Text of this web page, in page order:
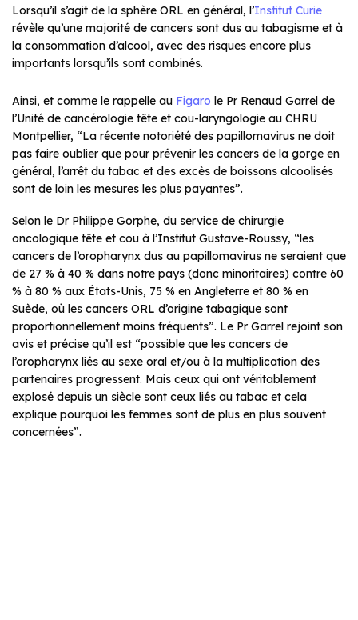
Lorsqu’il s’agit de la sphère ORL en général, l’Institut Curie
révèle qu’une majorité de cancers sont dus au tabagisme et à
la consommation d’alcool, avec des risques encore plus
importants lorsqu’ils sont combinés.
Ainsi, et comme le rappelle au Figaro le Pr Renaud Garrel de
l’Unité de cancérologie tête et cou-laryngologie au CHRU
Montpellier, “La récente notoriété des papillomavirus ne doit
pas faire oublier que pour prévenir les cancers de la gorge en
général, l’arrêt du tabac et des excès de boissons alcoolisés
sont de loin les mesures les plus payantes”.
Selon le Dr Philippe Gorphe, du service de chirurgie
oncologique tête et cou à l’Institut Gustave-Roussy, “les
cancers de l’oropharynx dus au papillomavirus ne seraient que
de 27 % à 40 % dans notre pays (donc minoritaires) contre 60
% à 80 % aux États-Unis, 75 % en Angleterre et 80 % en
Suède, où les cancers ORL d’origine tabagique sont
proportionnellement moins fréquents”. Le Pr Garrel rejoint son
avis et précise qu’il est “possible que les cancers de
l’oropharynx liés au sexe oral et/ou à la multiplication des
partenaires progressent. Mais ceux qui ont véritablement
explosé depuis un siècle sont ceux liés au tabac et cela
explique pourquoi les femmes sont de plus en plus souvent
concernées”.